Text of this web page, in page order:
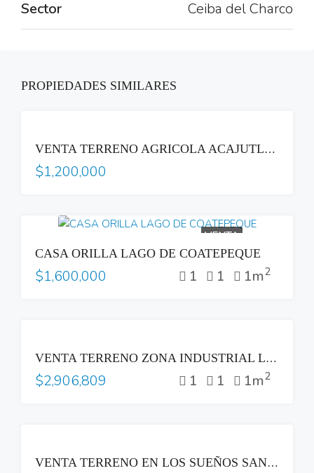
Sector Ceiba del Charco
PROPIEDADES SIMILARES
VENTA TERRENO AGRICOLA ACAJUTLA SONSONATE CON HACIENDA GANADERA
$1,200,000
VENTA
CASA ORILLA LAGO DE COATEPEQUE
$1,600,000 1 1 1m2
VENTA TERRENO ZONA INDUSTRIAL LOURDES COLON
$2,906,809 1 1 1m2
VENTA TERRENO EN LOS SUEÑOS SANTA TECLA